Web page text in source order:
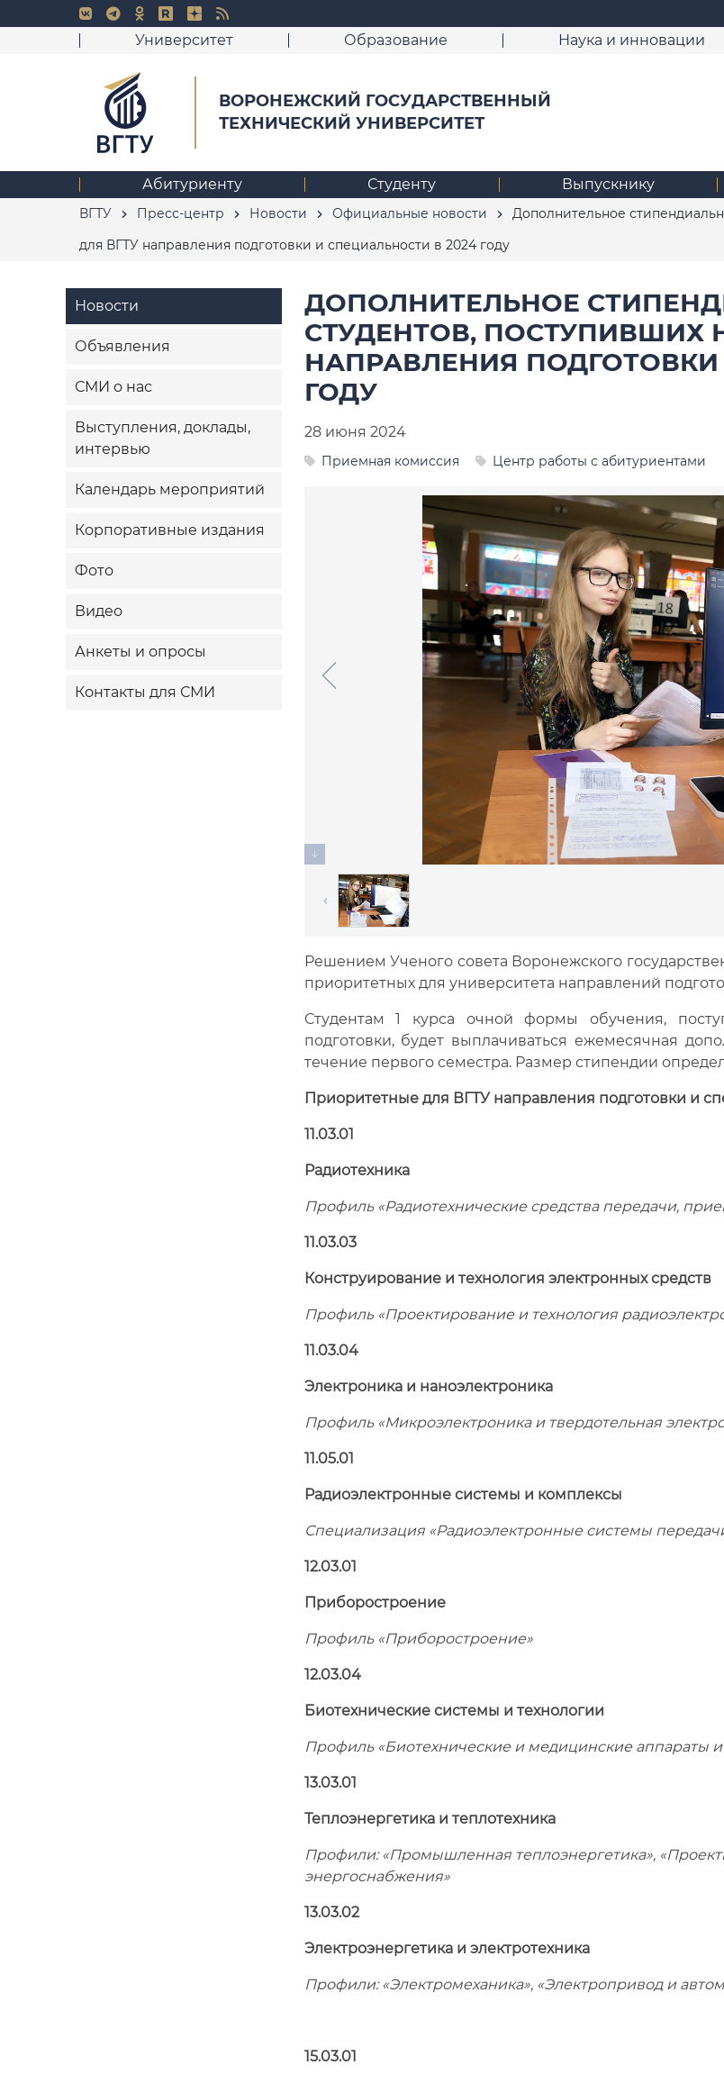
Университет Образование Наука и инновации
ВОРОНЕЖСКИЙ ГОСУДАРСТВЕННЫЙ
ТЕХНИЧЕСКИЙ УНИВЕРСИТЕТ
Абитуриенту Студенту Выпускнику
ВГТУ Пресс-центр Новости Официальные новости
Дополнительное
для ВГТУ направления подготовки и специальности в 2024 году
Новости
Объявления
СМИ о нас
Выступления, доклады,
интервью
Календарь мероприятий
Корпоративные издания
Фото
Видео
Анкеты и опросы
Контакты для СМИ
ДОПОЛНИТЕЛЬНОЕ
СТУДЕНТОВ, ПОСТУПИВШИХ
НАПРАВЛЕНИЯ
ГОДУ
28 июня 2024
Приемная комиссия Центр работы с абитуриентами
Решением Ученого совета Воронежского
приоритетных для университета направлений
Студентам 1 курса очной формы обучения,
подготовки, будет выплачиваться ежемесячная
течение первого семестра. Размер стипендии
Приоритетные для ВГТУ направления подготовки и
11.03.01
Радиотехника
Профиль «Радиотехнические средства передачи,
11.03.03
Конструирование и технология электронных средств
Профиль «Проектирование и технология
11.03.04
Электроника и наноэлектроника
Профиль «Микроэлектроника и твердотельная
11.05.01
Радиоэлектронные системы и комплексы
Специализация «Радиоэлектронные системы
12.03.01
Приборостроение
Профиль «Приборостроение»
12.03.04
Биотехнические системы и технологии
Профиль «Биотехнические и медицинские аппараты
13.03.01
Теплоэнергетика и теплотехника
Профили: «Промышленная теплоэнергетика»,
энергоснабжения»
13.03.02
Электроэнергетика и электротехника
Профили:«Электромеханика», «Электропривод и
15.03.01